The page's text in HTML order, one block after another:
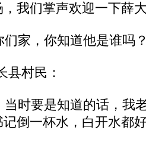
我们掌声欢迎一下薛
家，你知道他是谁吗
村民：
时要是知道的话，我
倒一杯水，白开水都